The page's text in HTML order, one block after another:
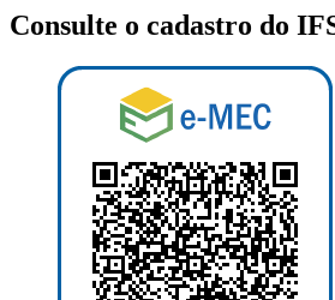
Consulte o cadastro do